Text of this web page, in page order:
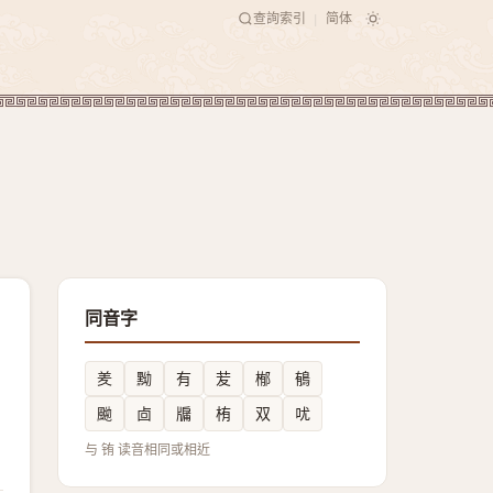
查詢索引 简体
同音字
羑 黝 有 苃 㮋
䳑
䬀
㔽 牖 栯 双 㕱
与 铕 读音相同或相近